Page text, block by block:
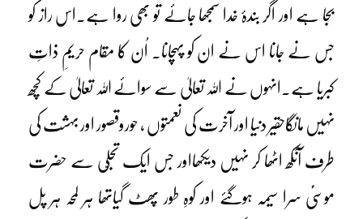
بجا ہے اور اگر بندۂ خدا سمجھا جائے تو بھی روا ہے۔اس راز کو
جس نے جانا اس نے ان کو پہچانا۔ اُن کا مقام حریمِ ذاتِ
کبریا ہے۔انہوں نے اللہ تعالیٰ سے سوائے اللہ تعالیٰ کے کچھ
نہیں مانگاحقیر دنیا اور آخرت کی نعمتوں ، حوروقصور اور بہشت کی
طرف آنکھ اٹھا کر نہیں دیکھااور جس ایک تجلّی سے حضرت
موسیٰؑ سرا سیمہ ہوگئے اور کوہِ طور پھٹ گیاتھا ہر لمحہ ہر پل